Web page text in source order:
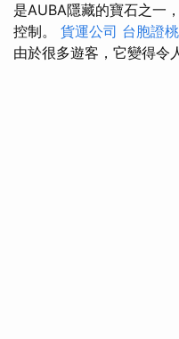
是AUBA隱藏的寶石之一
控制。 貨運公司 台胞證
由於很多遊客，它變得令